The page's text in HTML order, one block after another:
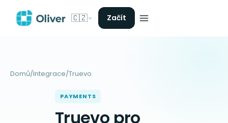
🇨🇿 Začít
Domů/Integrace/Truevo
PAYMENTS
Truevo pro